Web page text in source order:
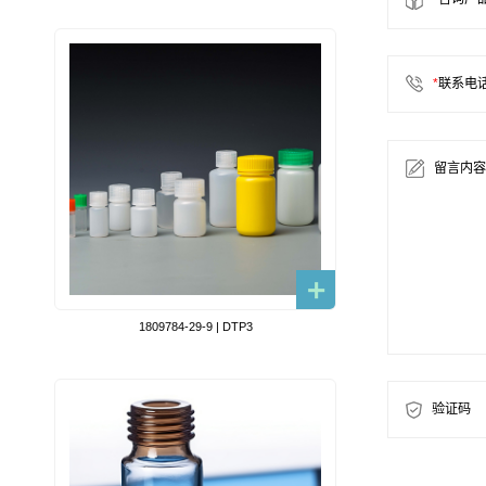
1809784-29-9 | DTP3
*联系电
留言内容
验证码